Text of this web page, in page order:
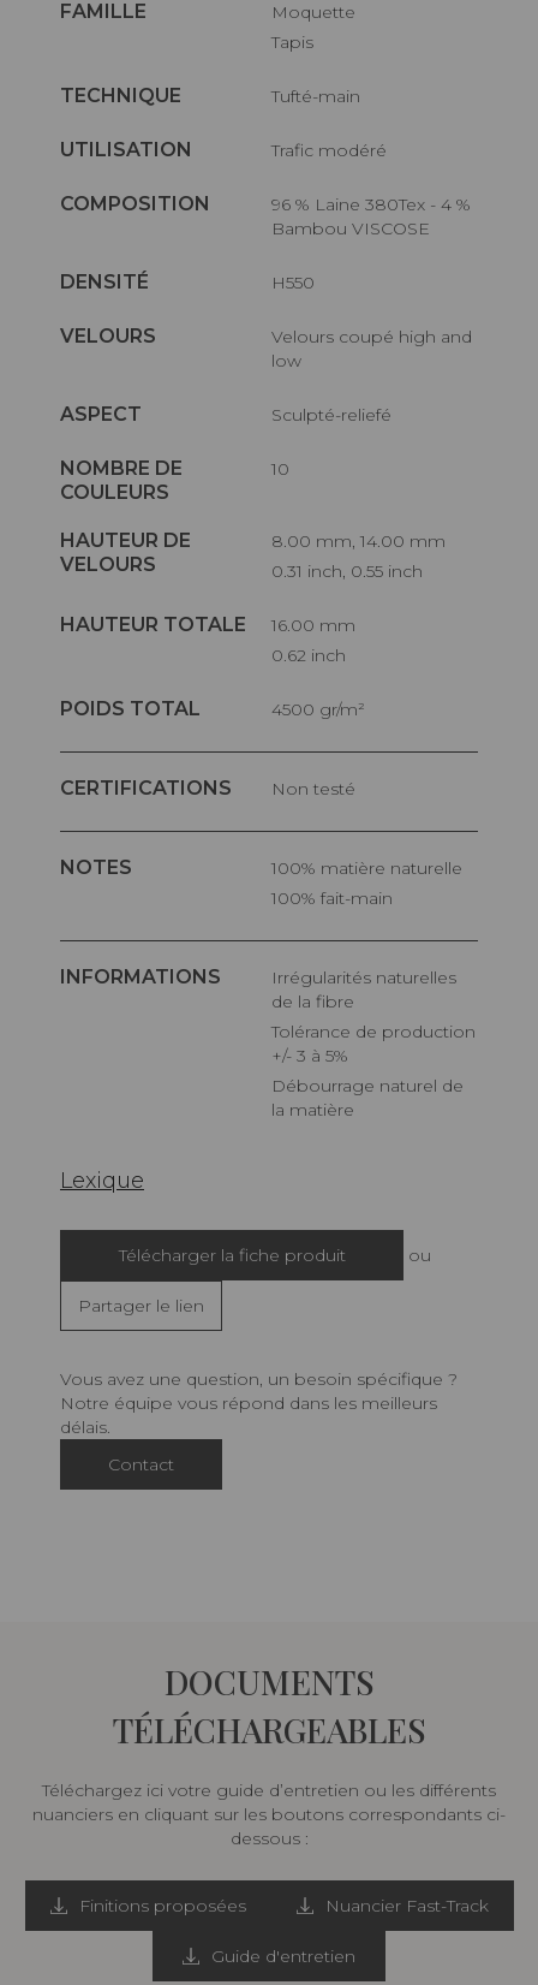
FAMILLE
Moquette
Tapis
TECHNIQUE Tufté-main
UTILISATION Trafic modéré
COMPOSITION
96 % Laine 380Tex - 4 %
Bambou VISCOSE
DENSITÉ H550
VELOURS
Velours coupé high and
low
ASPECT Sculpté-reliefé
NOMBRE DE
COULEURS
10
HAUTEUR DE
VELOURS
8.00 mm, 14.00 mm
0.31 inch, 0.55 inch
HAUTEUR TOTALE
16.00 mm
0.62 inch
POIDS TOTAL 4500 gr/m²
CERTIFICATIONS Non testé
NOTES
100% matière naturelle
100% fait-main
INFORMATIONS
Irrégularités naturelles
de la fibre
Tolérance de production
+/- 3 à 5%
Débourrage naturel de
la matière
Lexique
Télécharger la fiche produit ou
Partager le lien
Vous avez une question, un besoin spécifique ?
Notre équipe vous répond dans les meilleurs
délais.
Contact
DOCUMENTS
TÉLÉCHARGEABLES
Téléchargez ici votre guide d’entretien ou les différents
nuanciers en cliquant sur les boutons correspondants ci-
dessous :
Finitions proposées Nuancier Fast-Track
Guide d'entretien